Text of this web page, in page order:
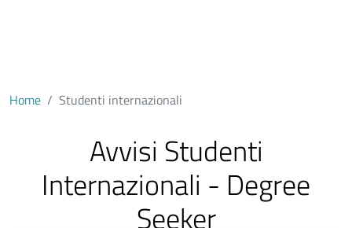
Home Studenti internazionali
Avvisi Studenti
Internazionali - Degree
Seeker